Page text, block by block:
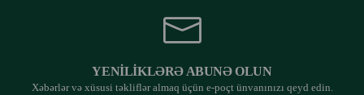
YENILIKLƏRƏ ABUNƏ OLUN
Xəbərlər və xüsusi təkliflər almaq üçün e-poçt ünvanınızı qeyd edin.